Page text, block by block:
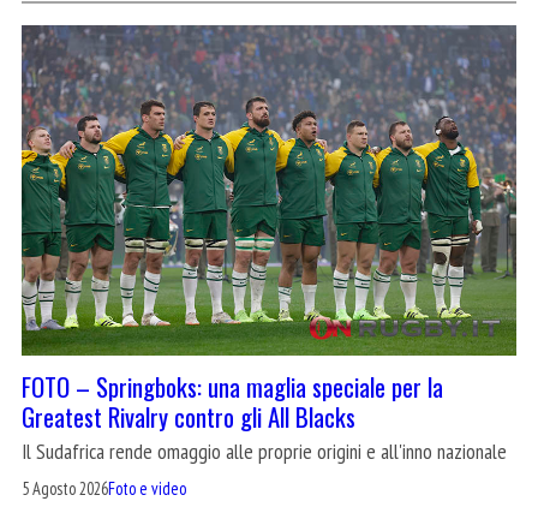
FOTO – Springboks: una maglia speciale per la
Greatest Rivalry contro gli All Blacks
Il Sudafrica rende omaggio alle proprie origini e all'inno nazionale
5 Agosto 2026Foto e video